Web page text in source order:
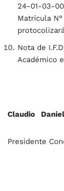
24-01-03-
Matrícula
Nota de
Académico
Claudio
Presidente